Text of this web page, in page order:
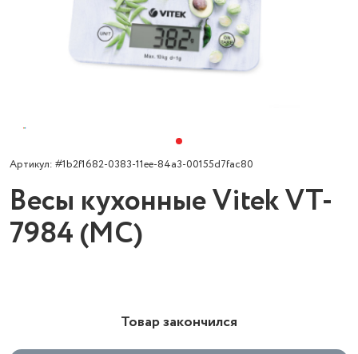
Артикул: #1b2f1682-0383-11ee-84a3-00155d7fac80
Весы кухонные Vitek VT-
7984 (MC)
Товар закончился